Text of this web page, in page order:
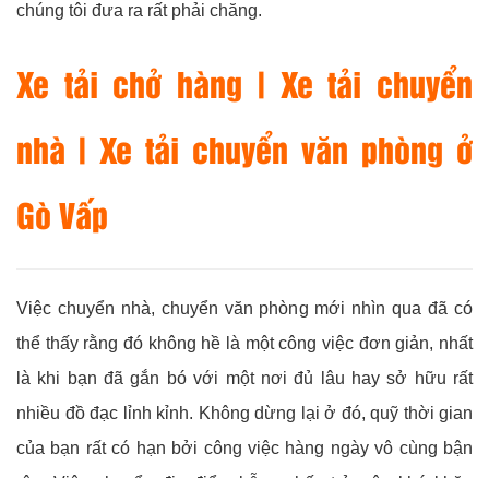
chúng tôi đưa ra rất phải chăng.
Xe tải chở hàng | Xe tải chuyển
nhà | Xe tải chuyển văn phòng ở
Gò Vấp
Việc chuyển nhà, chuyển văn phòng mới nhìn qua đã có
thể thấy rằng đó không hề là một công việc đơn giản, nhất
là khi bạn đã gắn bó với một nơi đủ lâu hay sở hữu rất
nhiều đồ đạc lỉnh kỉnh. Không dừng lại ở đó, quỹ thời gian
của bạn rất có hạn bởi công việc hàng ngày vô cùng bận